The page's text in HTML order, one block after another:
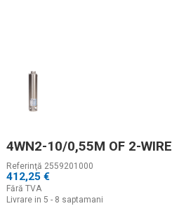
4WN2-10/0,55M OF 2-WIRE
Referinţă 2559201000
412,25 €
Fără TVA
Livrare in 5 - 8 saptamani